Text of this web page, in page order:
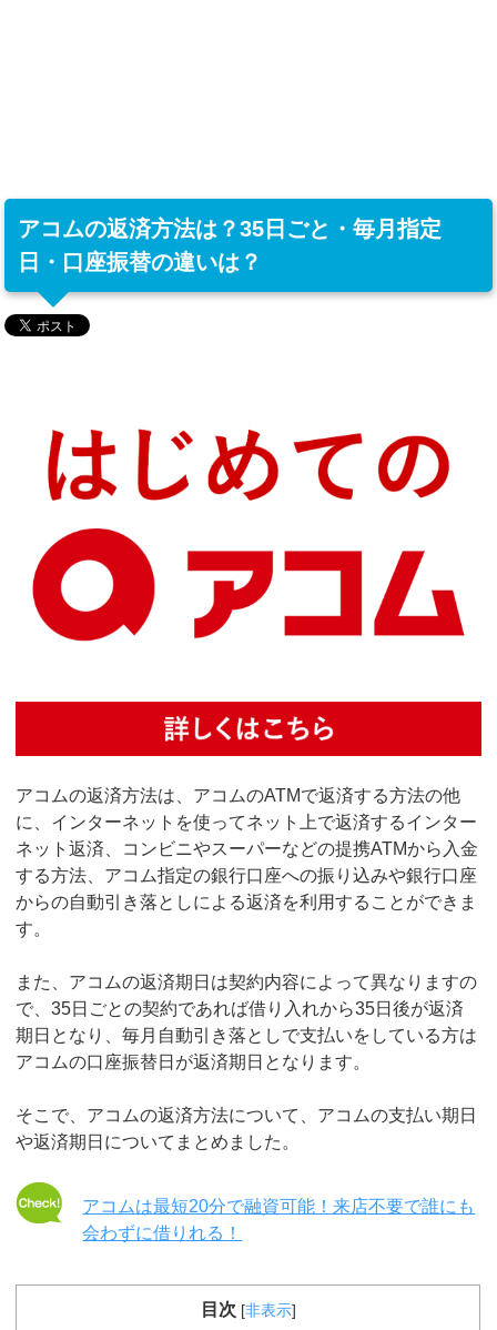
アコムの返済方法は？35日ごと・毎月指定
日・口座振替の違いは？
アコムの返済方法は、アコムのATMで返済する方法の他
に、インターネットを使ってネット上で返済するインター
ネット返済、コンビニやスーパーなどの提携ATMから入金
する方法、アコム指定の銀行口座への振り込みや銀行口座
からの自動引き落としによる返済を利用することができま
す。
また、アコムの返済期日は契約内容によって異なりますの
で、35日ごとの契約であれば借り入れから35日後が返済
期日となり、毎月自動引き落としで支払いをしている方は
アコムの口座振替日が返済期日となります。
そこで、アコムの返済方法について、アコムの支払い期日
や返済期日についてまとめました。
アコムは最短20分で融資可能！来店不要で誰にも
会わずに借りれる！
目次 [非表示]